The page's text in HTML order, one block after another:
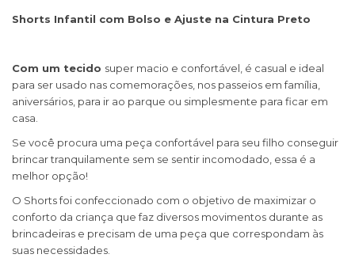
Shorts Infantil com Bolso e Ajuste na Cintura Preto
Com um tecido super macio e confortável, é casual e ideal
para ser usado nas comemorações, nos passeios em família,
aniversários, para ir ao parque ou simplesmente para ficar em
casa.
Se você procura uma peça confortável para seu filho conseguir
brincar tranquilamente sem se sentir incomodado, essa é a
melhor opção!
O Shorts foi confeccionado com o objetivo de maximizar o
conforto da criança que faz diversos movimentos durante as
brincadeiras e precisam de uma peça que correspondam às
suas necessidades.